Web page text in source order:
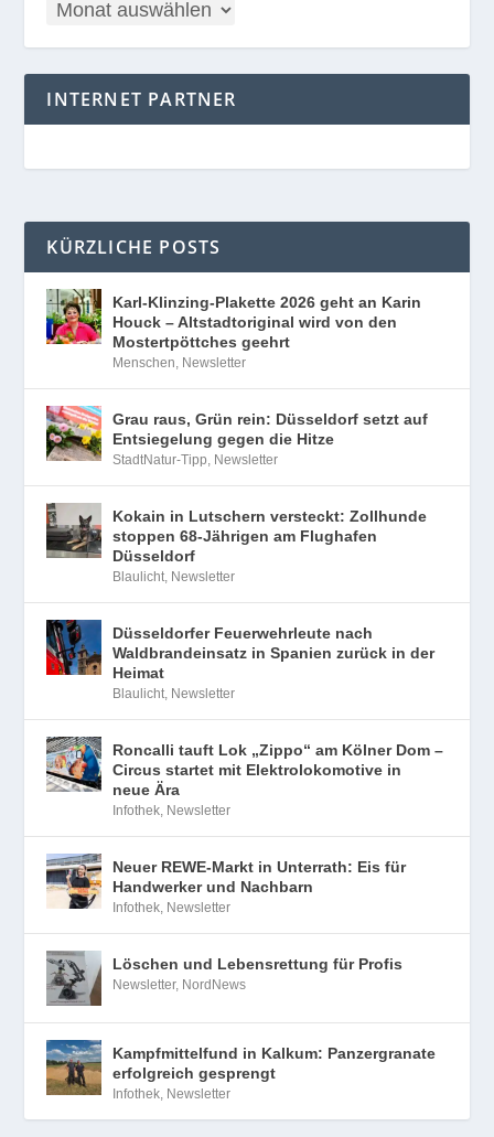
INTERNET PARTNER
KÜRZLICHE POSTS
Karl-Klinzing-Plakette 2026 geht an Karin
Houck – Altstadtoriginal wird von den
Mostertpöttches geehrt
Menschen, Newsletter
Grau raus, Grün rein: Düsseldorf setzt auf
Entsiegelung gegen die Hitze
StadtNatur-Tipp, Newsletter
Kokain in Lutschern versteckt: Zollhunde
stoppen 68-Jährigen am Flughafen
Düsseldorf
Blaulicht, Newsletter
Düsseldorfer Feuerwehrleute nach
Waldbrandeinsatz in Spanien zurück in der
Heimat
Blaulicht, Newsletter
Roncalli tauft Lok „Zippo“ am Kölner Dom –
Circus startet mit Elektrolokomotive in
neue Ära
Infothek, Newsletter
Neuer REWE-Markt in Unterrath: Eis für
Handwerker und Nachbarn
Infothek, Newsletter
Löschen und Lebensrettung für Profis
Newsletter, NordNews
Kampfmittelfund in Kalkum: Panzergranate
erfolgreich gesprengt
Infothek, Newsletter